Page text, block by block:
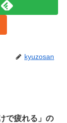
kyuzosan
で疲れる」の